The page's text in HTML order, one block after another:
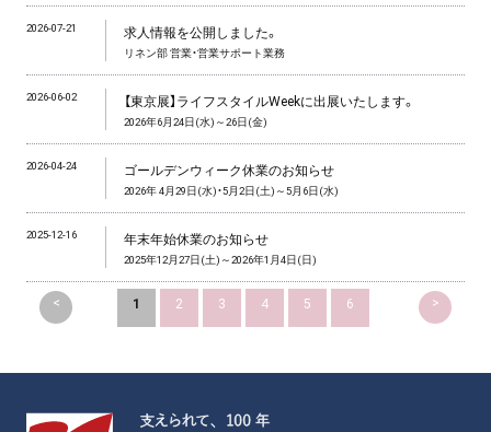
2026-07-21 求人情報を公開しました。
リネン部 営業・営業サポート業務
2026-06-02 【東京展】ライフスタイルWeekに出展いたします。
2026年6月24日(水)～26日(金)
2026-04-24 ゴールデンウィーク休業のお知らせ
2026年 4月29日(水)・5月2日(土)～5月6日(水)
2025-12-16 年末年始休業のお知らせ
2025年12月27日(土)～2026年1月4日(日)
< 1 2 3 4 5 6 >